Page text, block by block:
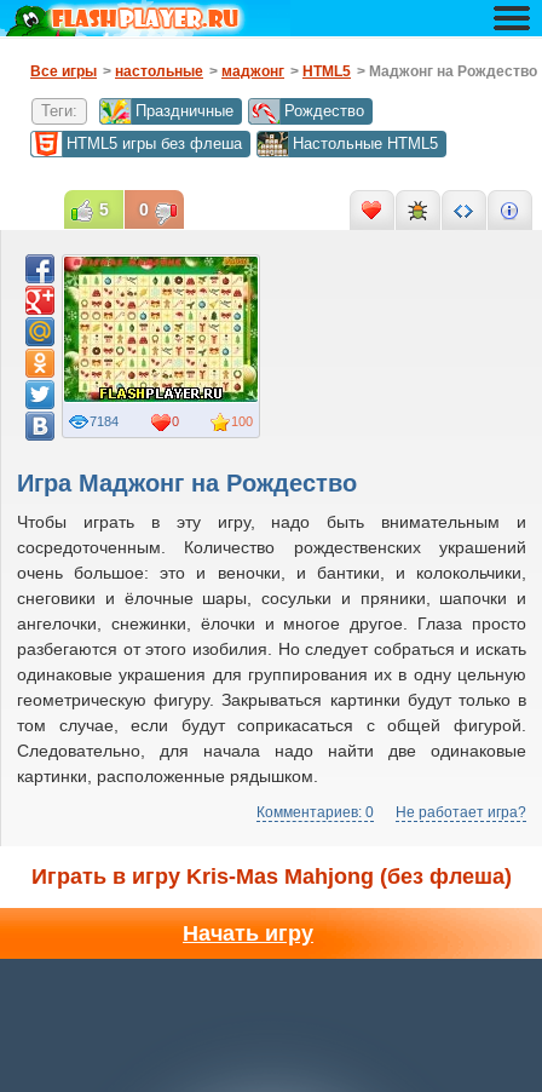
Все игры > настольные > маджонг > HTML5 > Маджонг на Рождество
Теги: Праздничные
Рождество
HTML5 игры без флеша
Настольные HTML5
Игра Маджонг на Рождество
Чтобы играть в эту игру, надо быть внимательным и
сосредоточенным. Количество рождественских украшений
очень большое: это и веночки, и бантики, и колокольчики,
снеговики и ёлочные шары, сосульки и пряники, шапочки и
ангелочки, снежинки, ёлочки и многое другое. Глаза просто
разбегаются от этого изобилия. Но следует собраться и искать
одинаковые украшения для группирования их в одну цельную
геометрическую фигуру. Закрываться картинки будут только в
том случае, если будут соприкасаться с общей фигурой.
Следовательно, для начала надо найти две одинаковые
картинки, расположенные рядышком.
Комментариев: 0 Не работает игра?
100
7184 0
5 0
Играть в игру Kris-Mas Mahjong (без флеша)
Начать игру